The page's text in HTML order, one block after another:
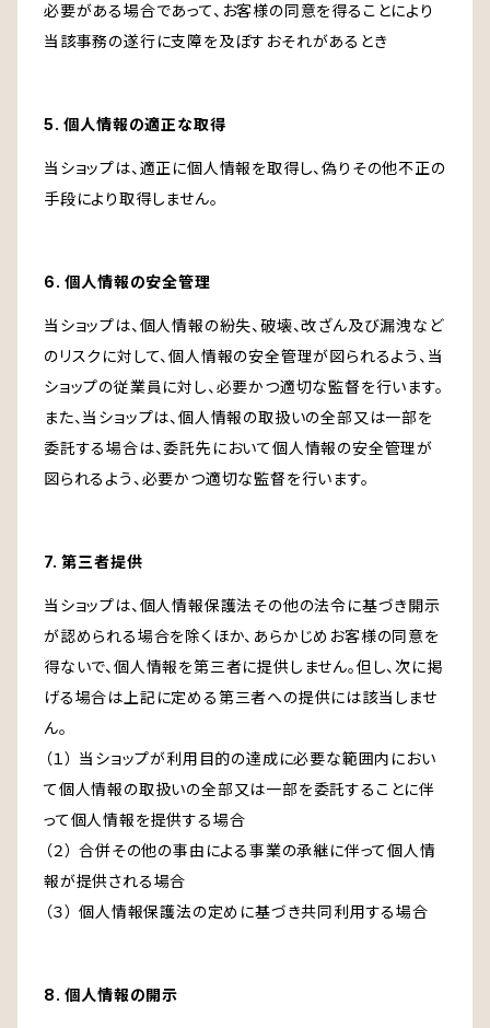
必要がある場合であって、お客様の同意を得ることにより
当該事務の遂行に支障を及ぼすおそれがあるとき
5. 個人情報の適正な取得
当ショップは、適正に個人情報を取得し、偽りその他不正の
手段により取得しません。
6. 個人情報の安全管理
当ショップは、個人情報の紛失、破壊、改ざん及び漏洩など
のリスクに対して、個人情報の安全管理が図られるよう、当
ショップの従業員に対し、必要かつ適切な監督を行います。
また、当ショップは、個人情報の取扱いの全部又は一部を
委託する場合は、委託先において個人情報の安全管理が
図られるよう、必要かつ適切な監督を行います。
7. 第三者提供
当ショップは、個人情報保護法その他の法令に基づき開示
が認められる場合を除くほか、あらかじめお客様の同意を
得ないで、個人情報を第三者に提供しません。但し、次に掲
げる場合は上記に定める第三者への提供には該当しませ
ん。
（１） 当ショップが利用目的の達成に必要な範囲内におい
て個人情報の取扱いの全部又は一部を委託することに伴
って個人情報を提供する場合
（２） 合併その他の事由による事業の承継に伴って個人情
報が提供される場合
（３） 個人情報保護法の定めに基づき共同利用する場合
8. 個人情報の開示